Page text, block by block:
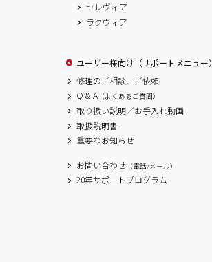
セレヴィア
ラクヴィア
ユーザー様向け（サポートメニュー）
修理のご相談、ご依頼
Q & A （よくあるご質問）
取り扱い説明／お手入れ動画
取扱説明書
重要なお知らせ
お問い合わせ （電話/メール）
20年サポートプログラム